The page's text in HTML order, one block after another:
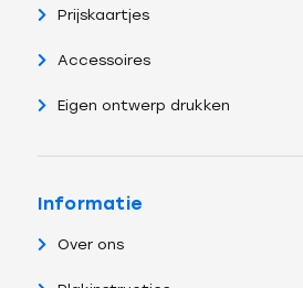
Prijskaartjes
Accessoires
Eigen ontwerp drukken
Informatie
Over ons